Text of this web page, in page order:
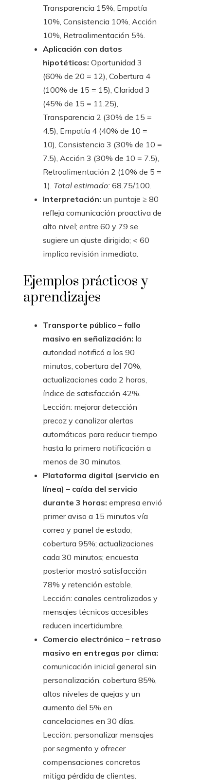
Transparencia 15%, Empatía
10%, Consistencia 10%, Acción
10%, Retroalimentación 5%.
Aplicación con datos
hipotéticos: Oportunidad 3
(60% de 20 = 12), Cobertura 4
(100% de 15 = 15), Claridad 3
(45% de 15 = 11.25),
Transparencia 2 (30% de 15 =
4.5), Empatía 4 (40% de 10 =
10), Consistencia 3 (30% de 10 =
7.5), Acción 3 (30% de 10 = 7.5),
Retroalimentación 2 (10% de 5 =
1). Total estimado: 68.75/100.
Interpretación: un puntaje ≥ 80
refleja comunicación proactiva de
alto nivel; entre 60 y 79 se
sugiere un ajuste dirigido; < 60
implica revisión inmediata.
Ejemplos prácticos y
aprendizajes
Transporte público – fallo
masivo en señalización: la
autoridad notificó a los 90
minutos, cobertura del 70%,
actualizaciones cada 2 horas,
índice de satisfacción 42%.
Lección: mejorar detección
precoz y canalizar alertas
automáticas para reducir tiempo
hasta la primera notificación a
menos de 30 minutos.
Plataforma digital (servicio en
línea) – caída del servicio
durante 3 horas: empresa envió
primer aviso a 15 minutos vía
correo y panel de estado;
cobertura 95%; actualizaciones
cada 30 minutos; encuesta
posterior mostró satisfacción
78% y retención estable.
Lección: canales centralizados y
mensajes técnicos accesibles
reducen incertidumbre.
Comercio electrónico – retraso
masivo en entregas por clima:
comunicación inicial general sin
personalización, cobertura 85%,
altos niveles de quejas y un
aumento del 5% en
cancelaciones en 30 días.
Lección: personalizar mensajes
por segmento y ofrecer
compensaciones concretas
mitiga pérdida de clientes.